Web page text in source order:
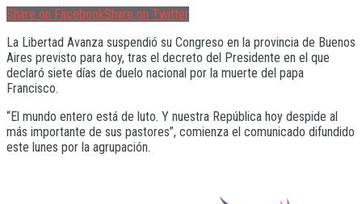
Share on FacebookShare on Twitter
La Libertad Avanza suspendió su Congreso en la provincia de Buenos
Aires previsto para hoy, tras el decreto del Presidente en el que
declaró siete días de duelo nacional por la muerte del papa
Francisco.
“El mundo entero está de luto. Y nuestra República hoy despide al
más importante de sus pastores”, comienza el comunicado difundido
este lunes por la agrupación.